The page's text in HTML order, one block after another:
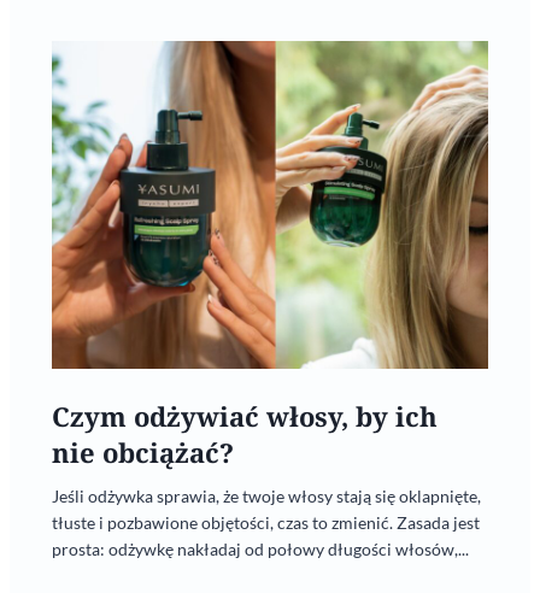
Czym odżywiać włosy, by ich
nie obciążać?
Jeśli odżywka sprawia, że twoje włosy stają się oklapnięte,
tłuste i pozbawione objętości, czas to zmienić. Zasada jest
prosta: odżywkę nakładaj od połowy długości włosów,...